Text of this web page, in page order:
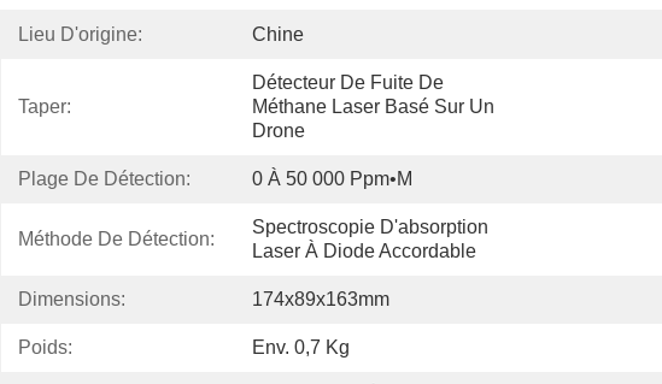
Lieu D'origine: Chine
Taper:
Détecteur De Fuite De
Méthane Laser Basé Sur Un
Drone
Plage De Détection: 0 À 50 000 Ppm•m
Méthode De Détection:
Spectroscopie D'absorption
Laser À Diode Accordable
Dimensions: 174x89x163mm
Poids: Env. 0,7 Kg